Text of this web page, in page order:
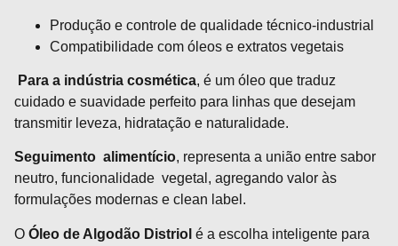
Produção e controle de qualidade técnico-industrial
Compatibilidade com óleos e extratos vegetais
Para a indústria cosmética, é um óleo que traduz
cuidado e suavidade perfeito para linhas que desejam
transmitir leveza, hidratação e naturalidade.
Seguimento alimentício, representa a união entre sabor
neutro, funcionalidade vegetal, agregando valor às
formulações modernas e clean label.
O Óleo de Algodão Distriol é a escolha inteligente para